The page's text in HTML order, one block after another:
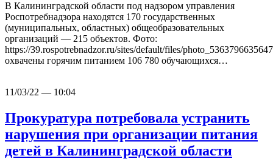
В Калининградской области под надзором управления
Роспотребнадзора находятся 170 государственных
(муниципальных, областных) общеобразовательных
организаций — 215 объектов. Фото:
https://39.rospotrebnadzor.ru/sites/default/files/
охвачены горячим питанием 106 780 обучающихся…
11/03/22 — 10:04
Прокуратура потребовала устранить
нарушения при организации питания
детей в Калининградской области